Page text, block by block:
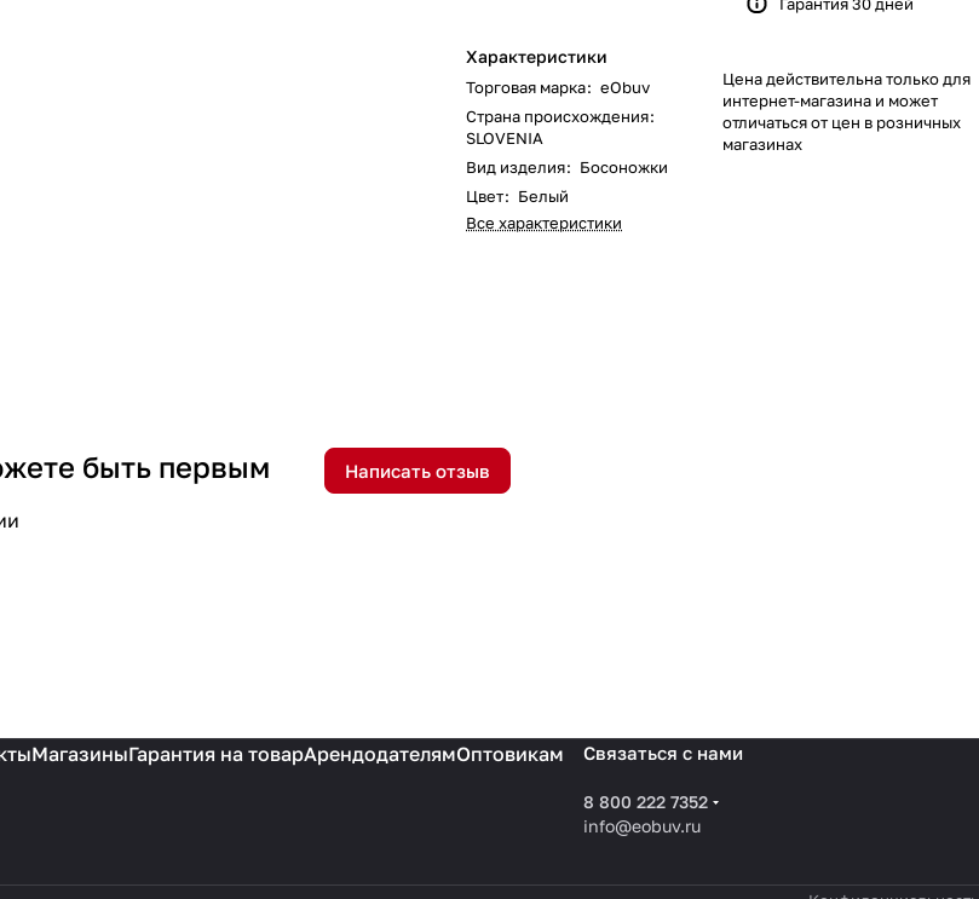
Характеристики
Торговая марка: eObuv
Страна происхождения:
SLOVENIA
Вид изделия: Босоножки
Цвет: Белый
Все характеристики
Цена действительна только для
интернет-магазина и может
отличаться от цен в розничных
магазинах
быть первым Написать отзыв
МагазиныГарантия на товарАрендодателямОптовикам
Связаться с нами
8 800 222 7352
info@eobuv.ru